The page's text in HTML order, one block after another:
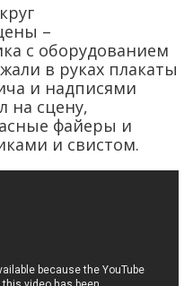
–
с оборудованием
в руках плакаты
и надписями
на сцену,
файеры и
и свистом.